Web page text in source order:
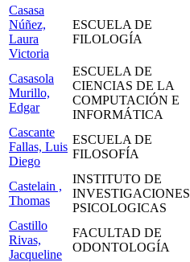
Casasa
Núñez,
Laura
Victoria
ESCUELA DE
FILOLOGÍA
Casasola
Murillo,
Edgar
ESCUELA DE
CIENCIAS DE LA
COMPUTACIÓN E
INFORMÁTICA
Cascante
Fallas, Luis
Diego
ESCUELA DE
FILOSOFÍA
Castelain ,
Thomas
INSTITUTO DE
INVESTIGACIONES
PSICOLOGICAS
Castillo
Rivas,
Jacqueline
FACULTAD DE
ODONTOLOGÍA